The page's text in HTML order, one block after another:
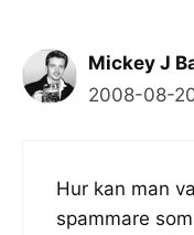
Mickey J
2008-08-
Hur kan man
spammare